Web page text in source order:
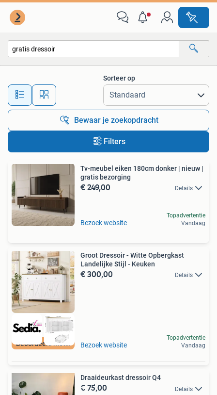
Alle afstanden…
Sorteer op
Bewaar je zoekopdracht
Filters
Tv-meubel eiken 180cm donker | nieuw |
gratis bezorging
€ 249,00 Details
Bezoek website
Topadvertentie
Vandaag
Beoordeeld met 9+
Groot Dressoir - Witte Opbergkast
Landelijke Stijl - Keuken
€ 300,00 Details
Bezoek website
Topadvertentie
Vandaag
Draaideurkast dressoir Q4
€ 75,00 Details